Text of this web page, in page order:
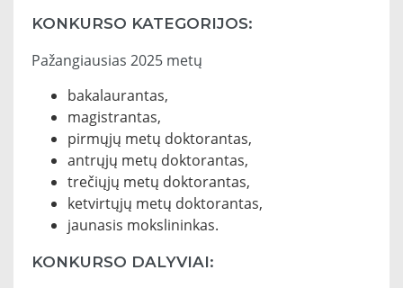
KONKURSO KATEGORIJOS:
Pažangiausias 2025 metų
bakalaurantas,
magistrantas,
pirmųjų metų doktorantas,
antrųjų metų doktorantas,
trečiųjų metų doktorantas,
ketvirtųjų metų doktorantas,
jaunasis mokslininkas.
KONKURSO DALYVIAI: